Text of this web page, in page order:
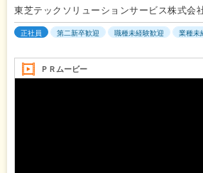
東芝テックソリューションサービス株式会
正社員 第二新卒歓迎 職種未経験歓迎 業種未
ＰＲムービー